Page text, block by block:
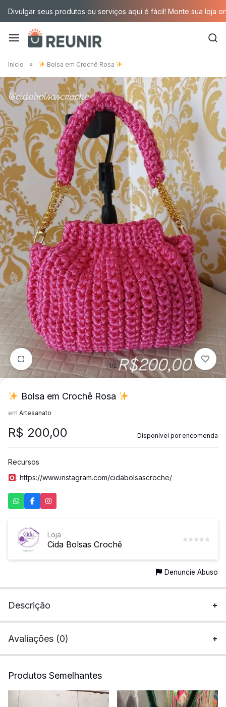
conteúdo
Divulgar seus produtos ou serviços aqui é fácil! Monte sua loja
a
tecnologia
oportunizando
trabalho
decente
para
quem
mais
precisa!
Início » Bolsa em Crochê Rosa
1/2
Bolsa em Crochê Rosa
em Artesanato
R$ 200,00 Disponível por encomenda
Recursos
: https://www.instagram.com/cidabolsascroche/
Cida Bolsas Crochê
Loja
Denuncie Abuso
Descrição
Avaliações (0)
Produtos Semelhantes